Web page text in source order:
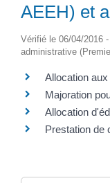
AEEH) et
Vérifié le 06/04/2016
administrative
Allocation
Majoration
Allocation
Prestation de